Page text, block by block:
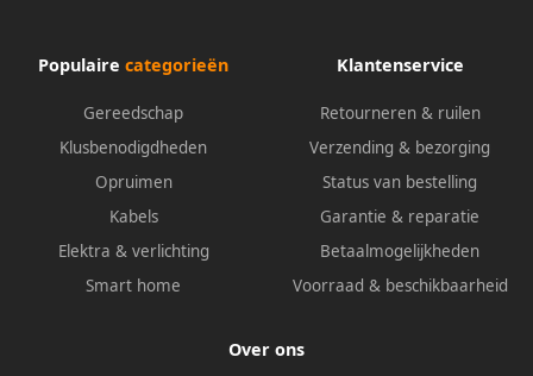
Populaire categorieën
Gereedschap
Klusbenodigdheden
Opruimen
Kabels
Elektra & verlichting
Smart home
Klantenservice
Retourneren & ruilen
Verzending & bezorging
Status van bestelling
Garantie & reparatie
Betaalmogelijkheden
Voorraad & beschikbaarheid
Over ons